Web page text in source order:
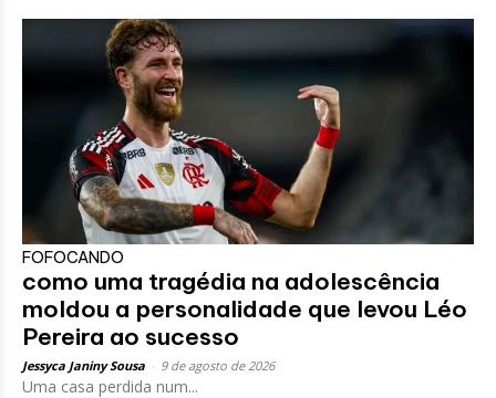
FOFOCANDO
como uma tragédia na adolescência
moldou a personalidade que levou Léo
Pereira ao sucesso
Jessyca Janiny Sousa 9 de agosto de 2026
Uma casa perdida num...